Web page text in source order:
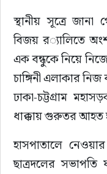
স্থানীয় সূত্রে জানা
বিজয় র‌্যালিতে অংশগ্রহণ করেন রাফি। অনুষ্ঠান শেষে
এক বন্ধুকে নিয়ে
চাঙ্গিনী এলাকার
ঢাকা-চট্টগ্রাম
ধাক্কায় গুরুতর আহত
হাসপাতালে
ছাত্রদলের